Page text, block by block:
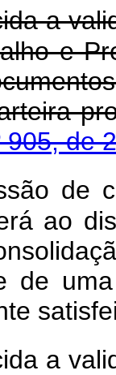
a
e
905, de
de
ao
de
a